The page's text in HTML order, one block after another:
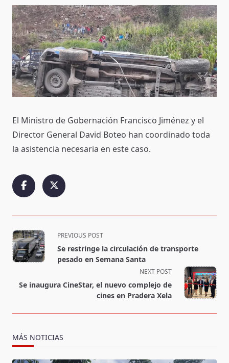
El Ministro de Gobernación Francisco Jiménez y el
Director General David Boteo han coordinado toda
la asistencia necesaria en este caso.
<span
class="nav-
subtitle
reader-
PREVIOUS POST
Se restringe la circulación de transporte
pesado en Semana Santa
NEXT POST
Se inaugura CineStar, el nuevo complejo de
cines en Pradera Xela
MÁS NOTICIAS